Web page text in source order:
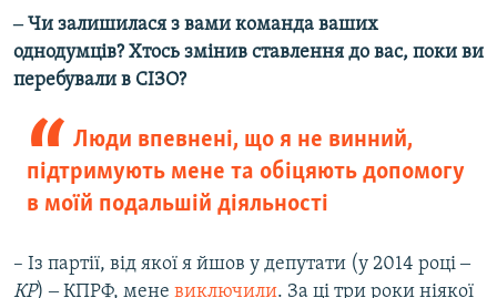
‒ Чи залишилася з вами команда ваших
однодумців? Хтось змінив ставлення до вас, поки ви
перебували в СІЗО?
Люди впевнені, що я не винний,
підтримують мене та обіцяють допомогу
в моїй подальшій діяльності
– Із партії, від якої я йшов у депутати (у 2014 році ‒
КР) ‒ КПРФ, мене виключили. За ці три роки ніякої